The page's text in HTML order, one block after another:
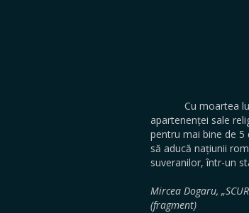
Cu moartea lui
apartenenței sale
pentru mai bine de 5
să aducă națiunii
suveranilor, într-un
Mircea Dogaru,
(fragment)